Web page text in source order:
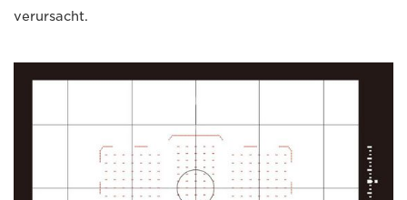
verursacht.